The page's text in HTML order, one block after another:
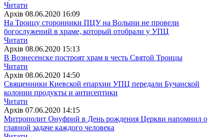
Читати
Архiв 08.06.2020 16:09
На Троицу сторонники ПЦУ на Волыни не провели
богослужений в храме, который отобрали у УПЦ
Читати
Архiв 08.06.2020 15:13
В Вознесенске построят храм в честь Святой Троицы
Читати
Архiв 08.06.2020 14:50
Священники Киевской епархии УПЦ передали Бучанской
колонии продукты и антисептики
Читати
Архiв 07.06.2020 14:15
Митрополит Онуфрий в День рождения Церкви напомнил о
главной задаче каждого человека